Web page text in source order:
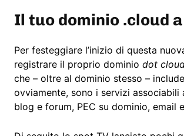
Il tuo dominio .cloud
Per festeggiare l’inizio di questa
registrare il proprio dominio dot
che – oltre al dominio stesso –
ovviamente, sono i servizi
blog e forum, PEC su dominio, email